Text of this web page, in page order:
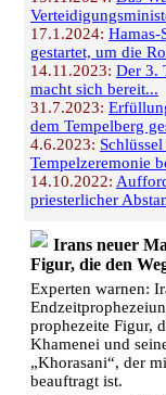
17.1.2024:
gestartet, um die
14.11.2023: Der 3.
macht sich bereit...
31.7.2023:
dem Tempelberg
4.6.2023:
Tempelzeremonie
14.10.2022:
priesterlicher
Irans neuer
Figur, die den
Experten warnen:
prophezeite Figur,
Khamenei und
„Khorasani“, der
beauftragt ist.